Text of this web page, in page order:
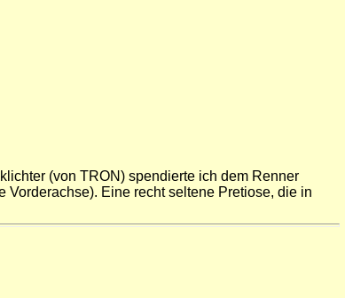
(von TRON) spendierte ich dem Renner
Eine recht seltene Pretiose, die in